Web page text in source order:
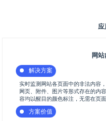
应
网
解决方案
实时监测网站各页面中的非法内容
网页、附件、图片等形式存在的内
容均以醒目的颜色标注，无需在页面
方案价值